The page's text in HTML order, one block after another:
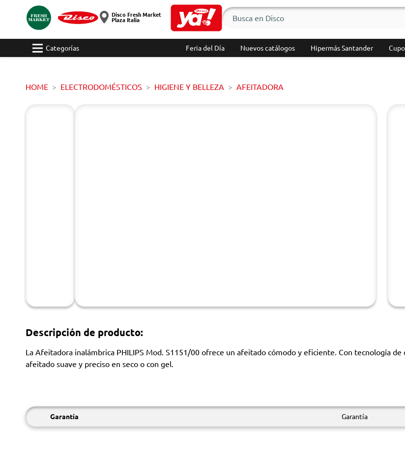
Disco Fresh Market
Plaza Italia
Categorías Feria del Día Nuevos catálogos Hipermás Santander
HOME ELECTRODOMÉSTICOS HIGIENE Y BELLEZA AFEITADORA
Descripción de producto:
La Afeitadora inalámbrica PHILIPS Mod. S1151/00 ofrece un afeitado cómodo y eficiente. Con tecnología
afeitado suave y preciso en seco o con gel.
Garantía Garantía